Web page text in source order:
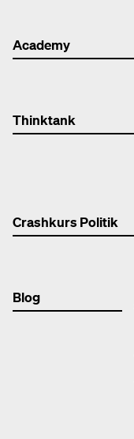
Academy
Thinktank
Crashkurs Politik
Blog